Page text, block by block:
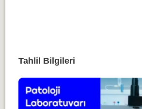
Tahlil Bilgileri